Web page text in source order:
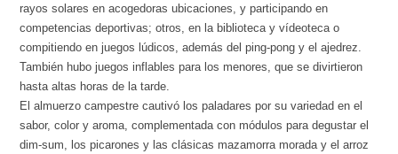
rayos solares en acogedoras ubicaciones, y participando en
competencias deportivas; otros, en la biblioteca y vídeoteca o
compitiendo en juegos lúdicos, además del ping-pong y el ajedrez.
También hubo juegos inflables para los menores, que se divirtieron
hasta altas horas de la tarde.
El almuerzo campestre cautivó los paladares por su variedad en el
sabor, color y aroma, complementada con módulos para degustar el
dim-sum, los picarones y las clásicas mazamorra morada y el arroz